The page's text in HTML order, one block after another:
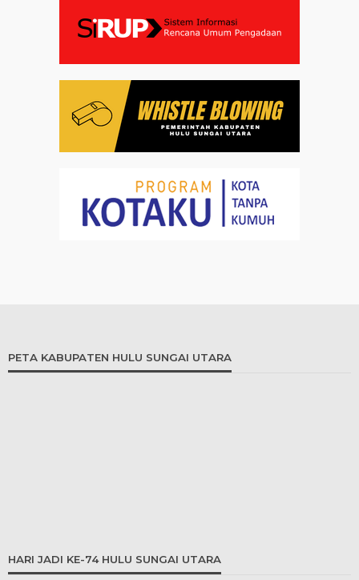
PETA KABUPATEN HULU SUNGAI UTARA
HARI JADI KE-74 HULU SUNGAI UTARA